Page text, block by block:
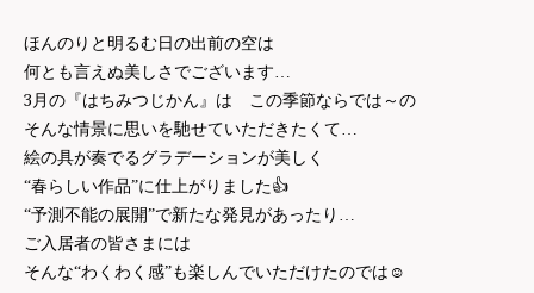
ほんのりと明るむ日の出前の空は
何とも言えぬ美しさでございます…
3月の『はちみつじかん』は この季節ならでは～の
そんな情景に思いを馳せていただきたくて…
絵の具が奏でるグラデーションが美しく
“春らしい作品”に仕上がりました👍
“予測不能の展開”で新たな発見があったり…
ご入居者の皆さまには
そんな“わくわく感”も楽しんでいただけたのでは ☺